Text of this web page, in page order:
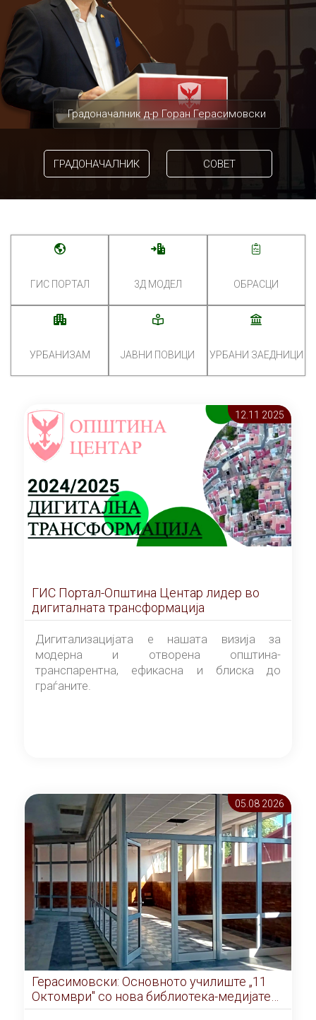
Градоначалник д-р Горан Герасимовски
ГРАДОНАЧАЛНИК СОВЕТ
ГИС ПОРТАЛ 3Д МОДЕЛ ОБРАСЦИ
УРБАНИЗАМ ЈАВНИ ПОВИЦИ УРБАНИ ЗАЕДНИЦИ
12.11 2025
ГИС Портал-Општина Центар лидер во
дигиталната трансформација
Дигитализацијата е нашата визија за
модерна и отворена општина-
транспарентна, ефикасна и блиска до
граѓаните.
05.08 2026
Герасимовски: Основното училиште „11
Октомври" со нова библиотека-медијатека
од септември